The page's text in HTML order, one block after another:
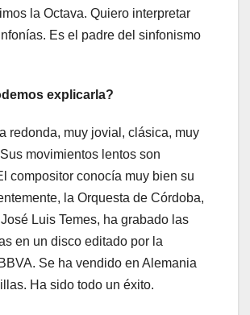
la Octava. Quiero interpretar
Es el padre del sinfonismo
explicarla?
redonda, muy jovial, clásica, muy
movimientos lentos son
compositor conocía muy bien su
la Orquesta de Córdoba,
Luis Temes, ha grabado las
en un disco editado por la
Se ha vendido en Alemania
Ha sido todo un éxito.